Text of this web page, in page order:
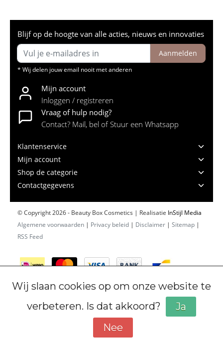
Blijf op de hoogte van alle acties, nieuws en innovaties
Aanmelden
* Wij delen jouw email nooit met anderen
Mijn account
Inloggen / registreren
Vraag of hulp nodig?
Contact? Mail, bel of Stuur een Whatsapp
Klantenservice
Mijn account
Shop de categorie
Contactgegevens
© Copyright 2026 - Beauty Box Cosmetics | Realisatie InStijl Media
Algemene voorwaarden | Privacy beleid | Disclaimer | Sitemap |
RSS Feed
Wij slaan cookies op om onze website te
verbeteren. Is dat akkoord?
Ja
Nee